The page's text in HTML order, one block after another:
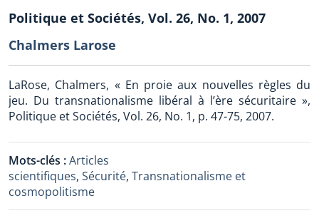
Politique et Sociétés, Vol. 26, No. 1, 2007
Chalmers Larose
LaRose, Chalmers, « En proie aux nouvelles règles du
jeu. Du transnationalisme libéral à l’ère sécuritaire »,
Politique et Sociétés, Vol. 26, No. 1, p. 47-75, 2007.
Mots-clés :Articles
scientifiques, Sécurité, Transnationalisme et
cosmopolitisme